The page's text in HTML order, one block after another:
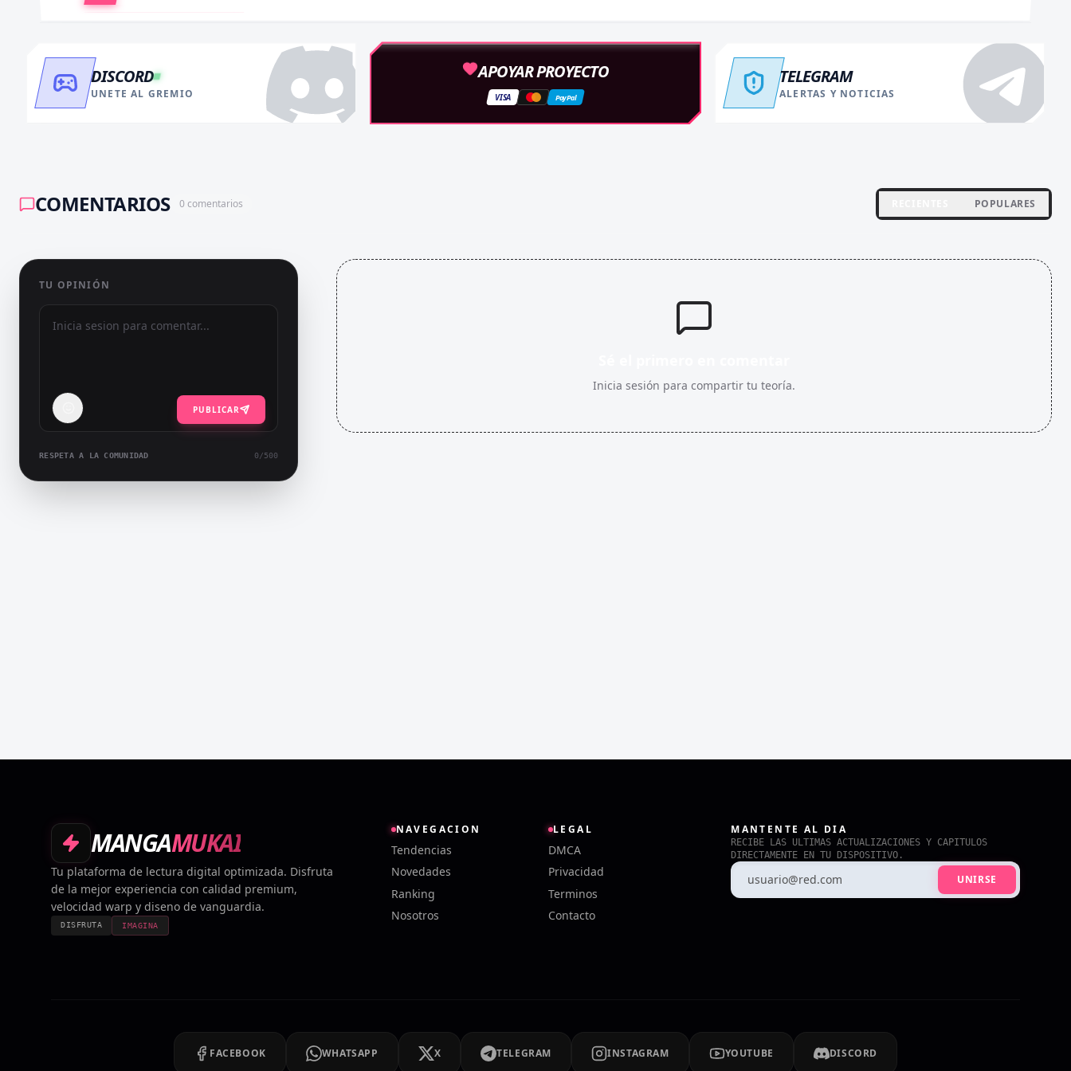
DISCORD
UNETE AL GREMIO
APOYAR PROYECTO
VISA PayPal
TELEGRAM
ALERTAS Y NOTICIAS
COMENTARIOS 0 comentarios POPULARES
TU OPINIÓN
PUBLICAR
RESPETA A LA COMUNIDAD 0/500
Inicia sesión para compartir tu teoría.
MANGAMUKAI
Tu plataforma de lectura digital optimizada. Disfruta
de la mejor experiencia con calidad premium,
velocidad warp y diseno de vanguardia.
DISFRUTA IMAGINA
NAVEGACION
Tendencias
Novedades
Ranking
Nosotros
LEGAL
DMCA
Privacidad
Terminos
Contacto
MANTENTE AL DIA
RECIBE LAS ULTIMAS ACTUALIZACIONES Y CAPITULOS
DIRECTAMENTE EN TU DISPOSITIVO.
UNIRSE
FACEBOOK WHATSAPP X TELEGRAM INSTAGRAM YOUTUBE DISCORD